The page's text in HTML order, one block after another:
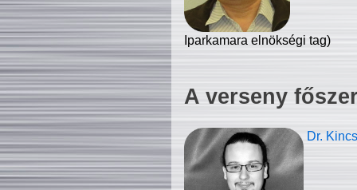
Iparkamara elnökségi tag)
A verseny
Dr.